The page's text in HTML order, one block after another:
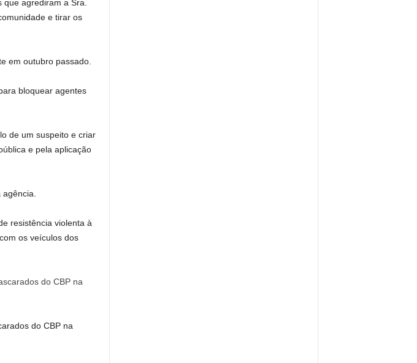
agrediram a Sra.
e tirar os
em outubro passado.
bloquear agentes
de um suspeito e criar
e pela aplicação
resistência violenta à
os veículos dos
do CBP na